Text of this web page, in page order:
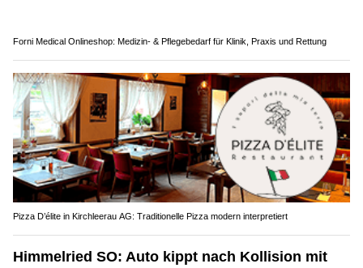
Forni Medical Onlineshop: Medizin- & Pflegebedarf für Klinik, Praxis und Rettung
Pizza D’élite in Kirchleerau AG: Traditionelle Pizza modern interpretiert
Himmelried SO: Auto kippt nach Kollision mit